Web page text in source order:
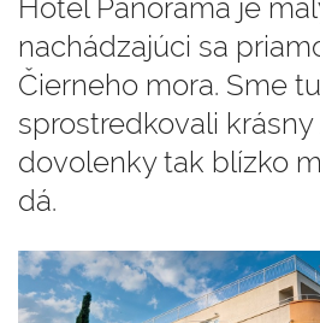
Hotel Panorama je
nachádzajúci sa
Čierneho mora. Sme
sprostredkovali krásny
dovolenky tak blízko
dá.